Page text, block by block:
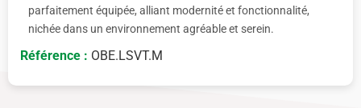
parfaitement équipée, alliant modernité et fonctionnalité,
nichée dans un environnement agréable et serein.
Référence : OBE.LSVT.M